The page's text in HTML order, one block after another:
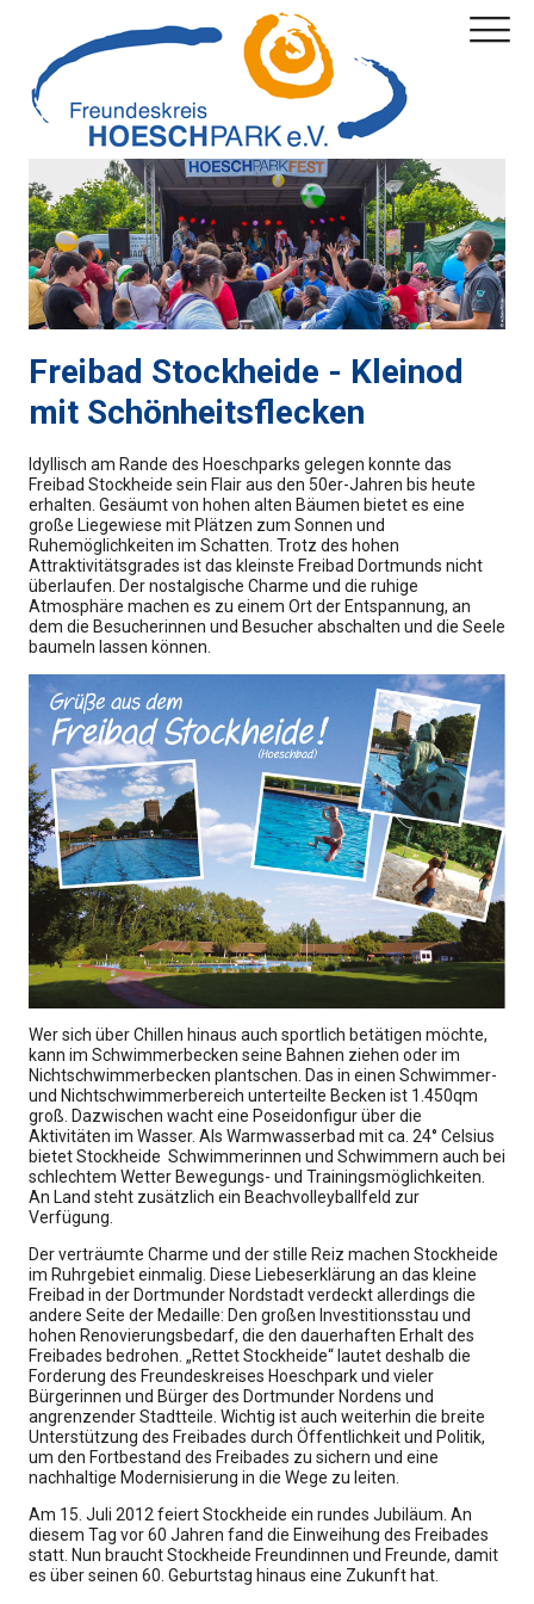
Freibad Stockheide - Kleinod
mit Schönheitsflecken
Idyllisch am Rande des Hoeschparks gelegen konnte das
Freibad Stockheide sein Flair aus den 50er-Jahren bis heute
erhalten. Gesäumt von hohen alten Bäumen bietet es eine
große Liegewiese mit Plätzen zum Sonnen und
Ruhemöglichkeiten im Schatten. Trotz des hohen
Attraktivitätsgrades ist das kleinste Freibad Dortmunds nicht
überlaufen. Der nostalgische Charme und die ruhige
Atmosphäre machen es zu einem Ort der Entspannung, an
dem die Besucherinnen und Besucher abschalten und die Seele
baumeln lassen können.
Wer sich über Chillen hinaus auch sportlich betätigen möchte,
kann im Schwimmerbecken seine Bahnen ziehen oder im
Nichtschwimmerbecken plantschen. Das in einen Schwimmer-
und Nichtschwimmerbereich unterteilte Becken ist 1.450qm
groß. Dazwischen wacht eine Poseidonfigur über die
Aktivitäten im Wasser. Als Warmwasserbad mit ca. 24° Celsius
bietet Stockheide Schwimmerinnen und Schwimmern auch bei
schlechtem Wetter Bewegungs- und Trainingsmöglichkeiten.
An Land steht zusätzlich ein Beachvolleyballfeld zur
Verfügung.
Der verträumte Charme und der stille Reiz machen Stockheide
im Ruhrgebiet einmalig. Diese Liebeserklärung an das kleine
Freibad in der Dortmunder Nordstadt verdeckt allerdings die
andere Seite der Medaille: Den großen Investitionsstau und
hohen Renovierungsbedarf, die den dauerhaften Erhalt des
Freibades bedrohen. „Rettet Stockheide“ lautet deshalb die
Forderung des Freundeskreises Hoeschpark und vieler
Bürgerinnen und Bürger des Dortmunder Nordens und
angrenzender Stadtteile. Wichtig ist auch weiterhin die breite
Unterstützung des Freibades durch Öffentlichkeit und Politik,
um den Fortbestand des Freibades zu sichern und eine
nachhaltige Modernisierung in die Wege zu leiten.
Am 15. Juli 2012 feiert Stockheide ein rundes Jubiläum. An
diesem Tag vor 60 Jahren fand die Einweihung des Freibades
statt. Nun braucht Stockheide Freundinnen und Freunde, damit
es über seinen 60. Geburtstag hinaus eine Zukunft hat.